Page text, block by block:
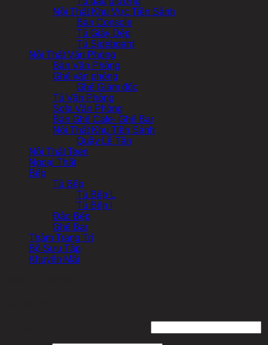
Nội Thất Khu Vực Tiền Sảnh
Bàn Console
Tủ Giày Dép
Tủ Sideboard
Nội Thất Văn Phòng
Bàn Văn Phòng
Ghế văn phòng
Ghế Giám đốc
Tủ Văn Phòng
Sofa Văn Phòng
Bàn Ghế Cafe- Ghế Bar
Nội Thất Khu Tiền Sảnh
Quầy Lễ Tân
Nội Thất Teen
Ngoại Thất
Bếp
Tủ Bếp
Tủ Bếp L
Tủ Bếp I
Đảo Bếp
Ghế Bar
Thảm Trang Trí
Bộ Sưu Tập
Khuyến Mãi
buộc